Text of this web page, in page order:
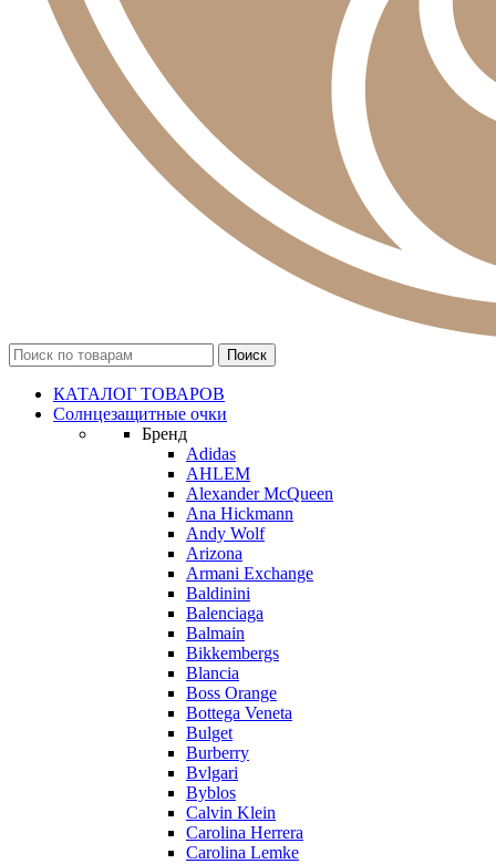
КАТАЛОГ ТОВАРОВ
Солнцезащитные очки
Бренд
Adidas
AHLEM
Alexander McQueen
Ana Hickmann
Andy Wolf
Arizona
Armani Exchange
Baldinini
Balenciaga
Balmain
Bikkembergs
Blancia
Boss Orange
Bottega Veneta
Bulget
Burberry
Bvlgari
Byblos
Calvin Klein
Carolina Herrera
Carolina Lemke